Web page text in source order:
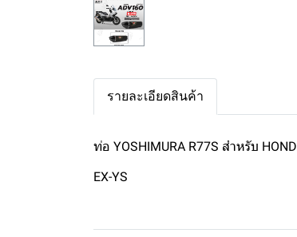
รายละเอียดสินค้า
ท่อ YOSHIMURA R77S สำหรับ
EX-YS